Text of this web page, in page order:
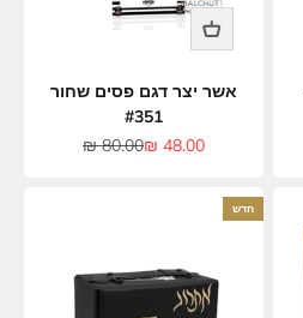
אשר יצר דגם פסים שחור
#351
מחיר מבצע
48.00 ₪ מחיר רגיל
80.00 ₪
חדש